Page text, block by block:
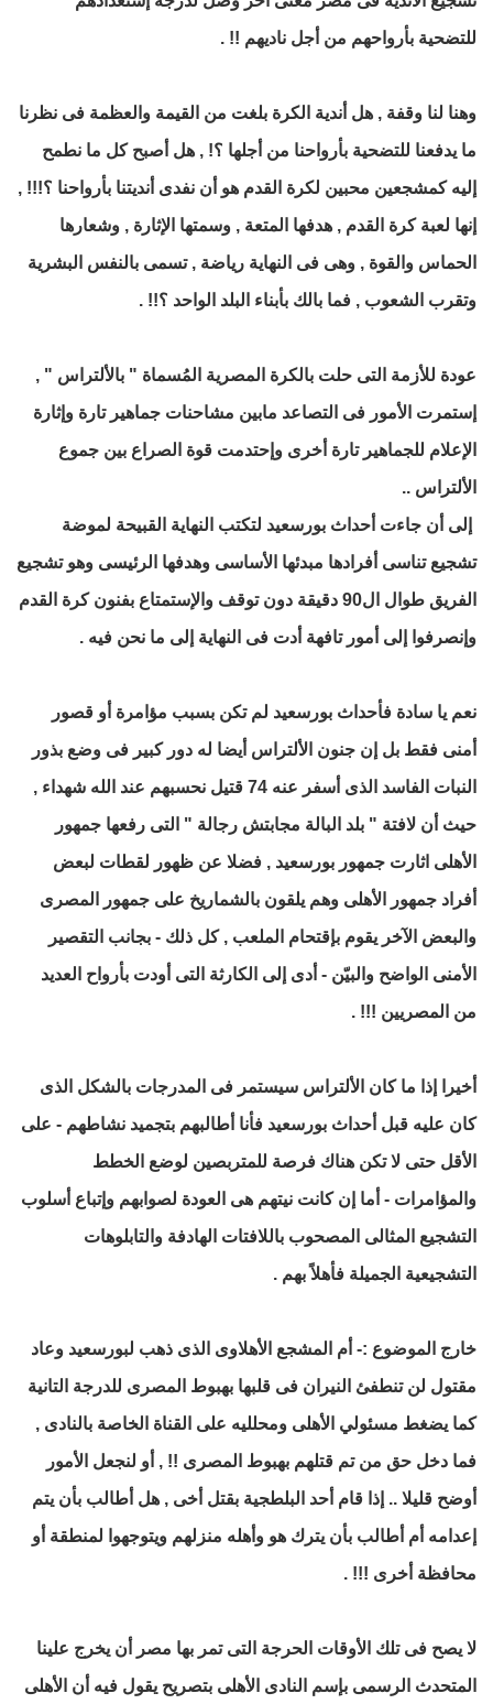
للتضحية بأرواحهم من أجل ناديهم !! .
وهنا لنا وقفة , هل أندية الكرة بلغت من القيمة والعظمة فى نظرنا
ما يدفعنا للتضحية بأرواحنا من أجلها ؟! , هل أصبح كل ما نطمح
إليه كمشجعين محبين لكرة القدم هو أن نفدى أنديتنا بأرواحنا ؟!!! ,
إنها لعبة كرة القدم , هدفها المتعة , وسمتها الإثارة , وشعارها
الحماس والقوة , وهى فى النهاية رياضة , تسمى بالنفس البشرية
وتقرب الشعوب , فما بالك بأبناء البلد الواحد ؟!! .
عودة للأزمة التى حلت بالكرة المصرية المُسماة " بالألتراس " ,
إستمرت الأمور فى التصاعد مابين مشاحنات جماهير تارة وإثارة
الإعلام للجماهير تارة أخرى وإحتدمت قوة الصراع بين جموع
الألتراس ..
إلى أن جاءت أحداث بورسعيد لتكتب النهاية القبيحة لموضة
تشجيع تناسى أفرادها مبدئها الأساسى وهدفها الرئيسى وهو تشجيع
الفريق طوال ال90 دقيقة دون توقف والإستمتاع بفنون كرة القدم
وإنصرفوا إلى أمور تافهة أدت فى النهاية إلى ما نحن فيه .
نعم يا سادة فأحداث بورسعيد لم تكن بسبب مؤامرة أو قصور
أمنى فقط بل إن جنون الألتراس أيضا له دور كبير فى وضع بذور
النبات الفاسد الذى أسفر عنه 74 قتيل نحسبهم عند الله شهداء ,
حيث أن لافتة " بلد البالة مجابتش رجالة " التى رفعها جمهور
الأهلى اثارت جمهور بورسعيد , فضلا عن ظهور لقطات لبعض
أفراد جمهور الأهلى وهم يلقون بالشماريخ على جمهور المصرى
والبعض الآخر يقوم بإقتحام الملعب , كل ذلك - بجانب التقصير
الأمنى الواضح والبيّن - أدى إلى الكارثة التى أودت بأرواح العديد
من المصريين !!! .
أخيرا إذا ما كان الألتراس سيستمر فى المدرجات بالشكل الذى
كان عليه قبل أحداث بورسعيد فأنا أطالبهم بتجميد نشاطهم - على
الأقل حتى لا تكن هناك فرصة للمتربصين لوضع الخطط
والمؤامرات - أما إن كانت نيتهم هى العودة لصوابهم وإتباع أسلوب
التشجيع المثالى المصحوب باللافتات الهادفة والتابلوهات
التشجيعية الجميلة فأهلاً بهم .
خارج الموضوع :- أم المشجع الأهلاوى الذى ذهب لبورسعيد وعاد
مقتول لن تنطفئ النيران فى قلبها بهبوط المصرى للدرجة التانية
كما يضغط مسئولي الأهلى ومحلليه على القناة الخاصة بالنادى ,
فما دخل حق من تم قتلهم بهبوط المصرى !! , أو لنجعل الأمور
أوضح قليلا .. إذا قام أحد البلطجية بقتل أخى , هل أطالب بأن يتم
إعدامه أم أطالب بأن يترك هو وأهله منزلهم ويتوجهوا لمنطقة أو
محافظة أخرى !!! .
لا يصح فى تلك الأوقات الحرجة التى تمر بها مصر أن يخرج علينا
المتحدث الرسمى بإسم النادى الأهلى بتصريح يقول فيه أن الأهلى